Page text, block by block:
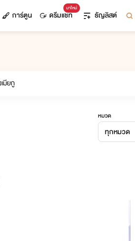
การ์ตูน
มาใหม่
ดรีมแชท ธัญลิสต์
หมวด
ทุกหมวด